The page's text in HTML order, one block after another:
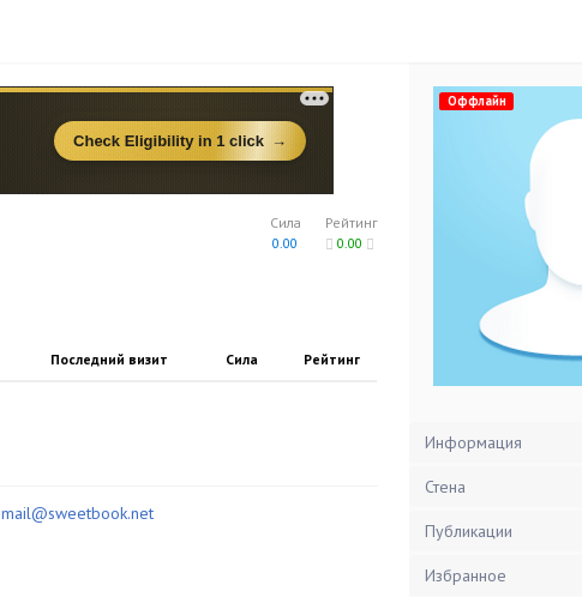
Рейтинг
0.00
Сила
0.00
Последний визит Сила Рейтинг
mail@sweetbook.net
Оффлайн
Информация
Стена
Публикации
Избранное